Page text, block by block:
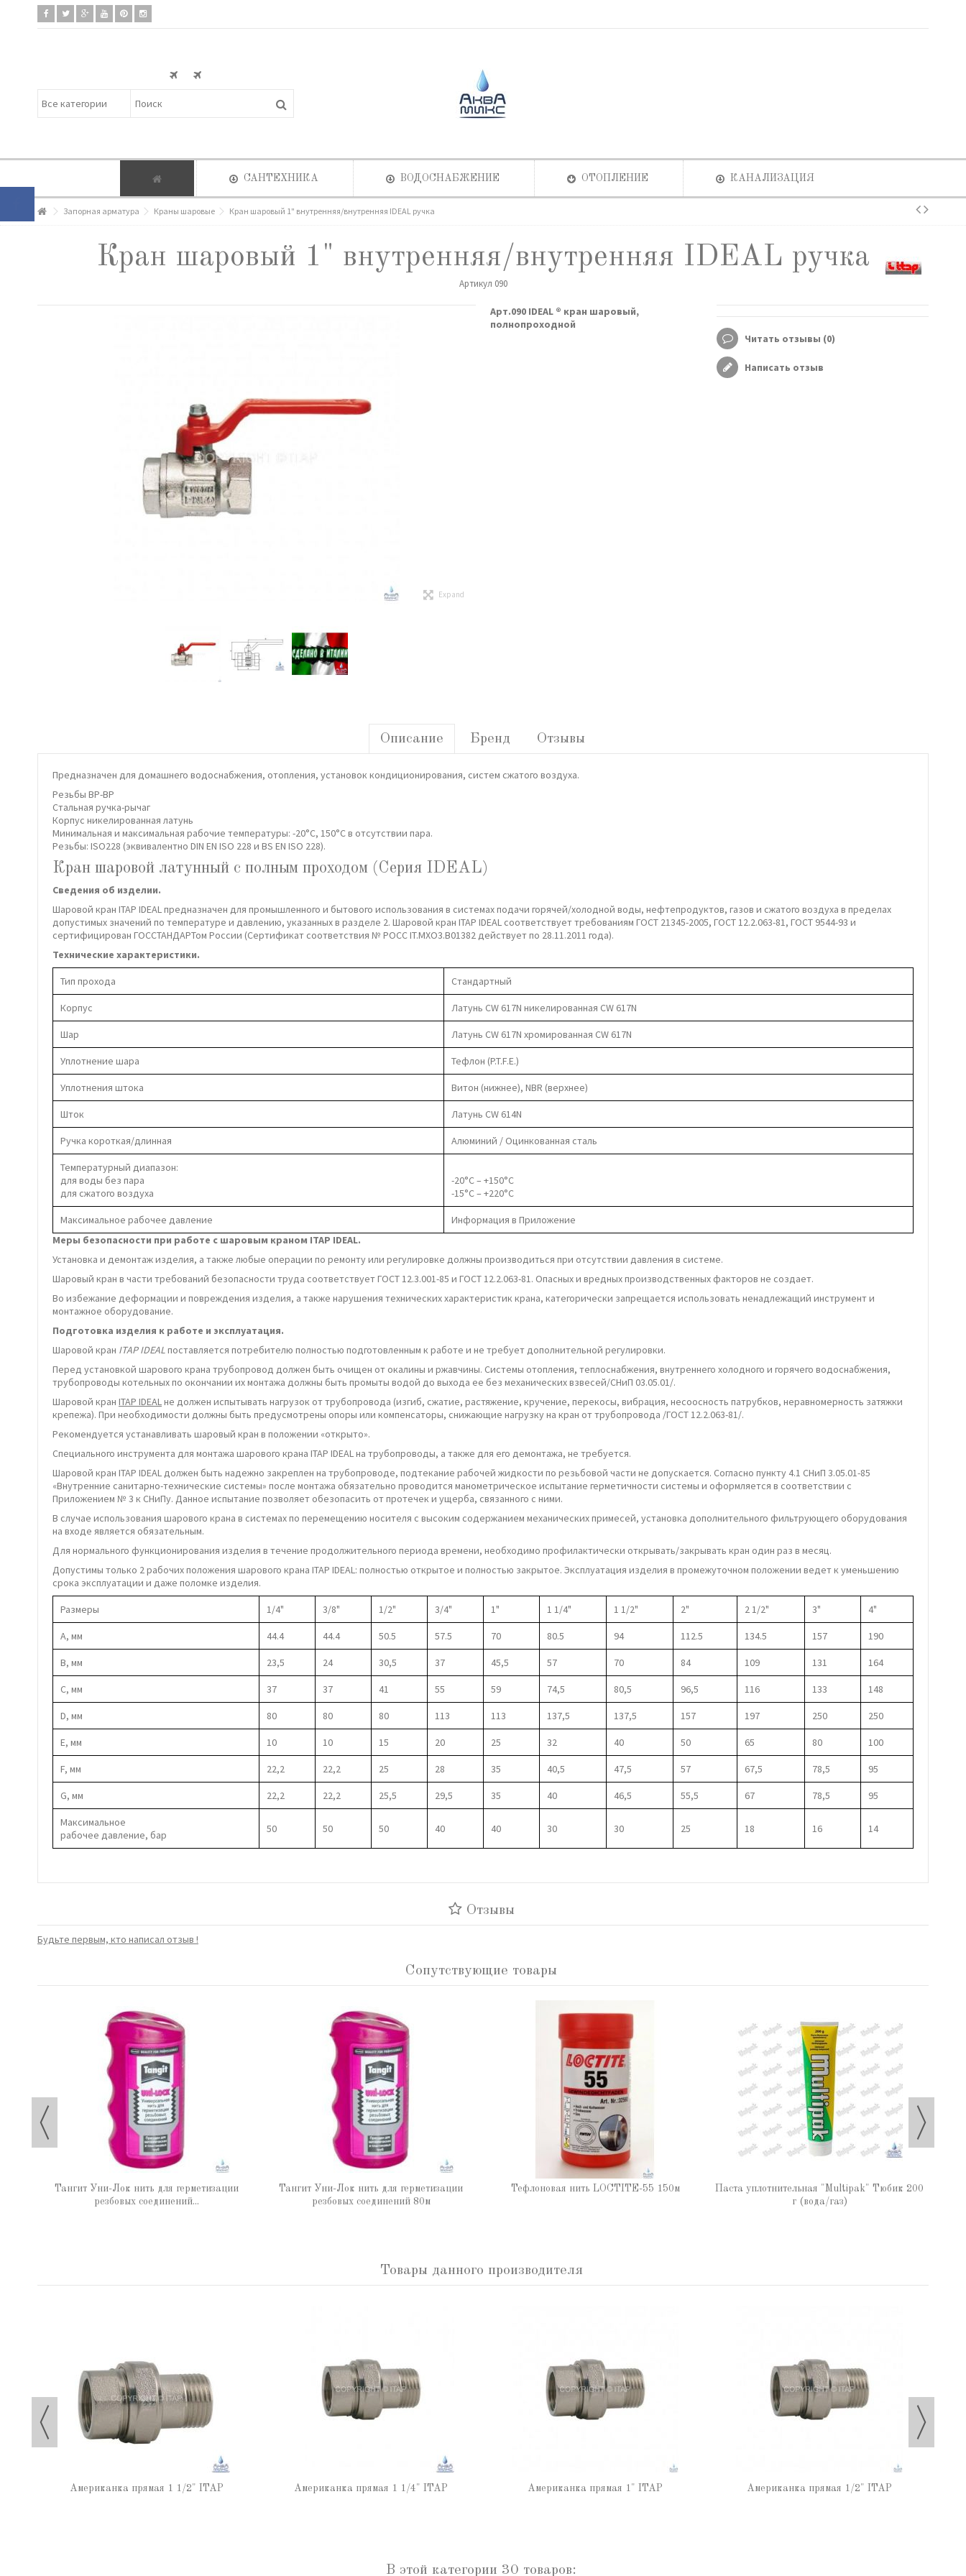
САНТЕХНИКА ВОДОСНАБЖЕНИЕ ОТОПЛЕНИЕ КАНАЛИЗАЦИЯ
Запорная арматура Краны шаровые Кран шаровый 1" внутренняя/внутренняя IDEAL ручка
Кран шаровый 1" внутренняя/внутренняя IDEAL ручка
Артикул 090
Expand
Арт.090 IDEAL ® кран шаровый,
полнопроходной
Читать отзывы (0)
Написать отзыв
Описание Бренд Отзывы
Предназначен для домашнего водоснабжения, отопления, установок кондиционирования, систем сжатого воздуха.
Резьбы ВР-ВР
Стальная ручка-рычаг
Корпус никелированная латунь
Минимальная и максимальная рабочие температуры: -20°C, 150°C в отсутствии пара.
Резьбы: ISO228 (эквивалентно DIN EN ISO 228 и BS EN ISO 228).
Кран шаровой латунный с полным проходом (Серия IDEAL)
Сведения об изделии.
Шаровой кран ITAP IDEAL предназначен для промышленного и бытового использования в системах подачи горячей/холодной воды, нефтепродуктов, газов и сжатого воздуха в пределах
допустимых значений по температуре и давлению, указанных в разделе 2. Шаровой кран ITAP IDEAL соответствует требованиям ГОСТ 21345-2005, ГОСТ 12.2.063-81, ГОСТ 9544-93 и
сертифицирован ГОССТАНДАРТом России (Сертификат соответствия № POCC IT.MXO3.B01382 действует по 28.11.2011 года).
Технические характеристики.
Тип прохода Стандартный
Корпус Латунь CW 617N никелированная CW 617N
Шар Латунь CW 617N хромированная CW 617N
Уплотнение шара Тефлон (P.T.F.E.)
Уплотнения штока Витон (нижнее), NBR (верхнее)
Шток Латунь CW 614N
Ручка короткая/длинная Алюминий / Оцинкованная сталь
Температурный диапазон:
для воды без пара
для сжатого воздуха
-20°C – +150°C
-15°C – +220°C
Максимальное рабочее давление
Информация в Приложение
Меры безопасности при работе с шаровым краном ITAP IDEAL.
Установка и демонтаж изделия, а также любые операции по ремонту или регулировке должны производиться при отсутствии давления в системе.
Шаровый кран в части требований безопасности труда соответствует ГОСТ 12.3.001-85 и ГОСТ 12.2.063-81. Опасных и вредных производственных факторов не создает.
Во избежание деформации и повреждения изделия, а также нарушения технических характеристик крана, категорически запрещается использовать ненадлежащий инструмент и
монтажное оборудование.
Подготовка изделия к работе и эксплуатация.
Шаровой кран ITAP IDEALпоставляется потребителю полностью подготовленным к работе и не требует дополнительной регулировки.
Перед установкой шарового крана трубопровод должен быть очищен от окалины и ржавчины. Системы отопления, теплоснабжения, внутреннего холодного и горячего водоснабжения,
трубопроводы котельных по окончании их монтажа должны быть промыты водой до выхода ее без механических взвесей/СНиП 03.05.01/.
Шаровой кран ITAP IDEALне должен испытывать нагрузок от трубопровода (изгиб, сжатие, растяжение, кручение, перекосы, вибрация, несоосность патрубков, неравномерность затяжки
крепежа). При необходимости должны быть предусмотрены опоры или компенсаторы, снижающие нагрузку на кран от трубопровода /ГОСТ 12.2.063-81/.
Рекомендуется устанавливать шаровый кран в положении «открыто».
Специального инструмента для монтажа шарового крана ITAP IDEAL на трубопроводы, а также для его демонтажа, не требуется.
Шаровой кран ITAP IDEAL должен быть надежно закреплен на трубопроводе, подтекание рабочей жидкости по резьбовой части не допускается. Согласно пункту 4.1 СНиП 3.05.01-85
«Внутренние санитарно-технические системы» после монтажа обязательно проводится манометрическое испытание герметичности системы и оформляется в соответствии с
Приложением № 3 к СНиПу. Данное испытание позволяет обезопасить от протечек и ущерба, связанного с ними.
В случае использования шарового крана в системах по перемещению носителя с высоким содержанием механических примесей, установка дополнительного фильтрующего оборудования
на входе является обязательным.
Для нормального функционирования изделия в течение продолжительного периода времени, необходимо профилактически открывать/закрывать кран один раз в месяц.
Допустимы только 2 рабочих положения шарового крана ITAP IDEAL: полностью открытое и полностью закрытое. Эксплуатация изделия в промежуточном положении ведет к уменьшению
срока эксплуатации и даже поломке изделия.
Размеры 1/4" 3/8" 1/2" 3/4" 1" 1 1/4" 1 1/2" 2" 2 1/2" 3" 4"
А, мм 44.4 44.4 50.5 57.5 70 80.5 94 112.5 134.5 157 190
В, мм 23,5 24 30,5 37 45,5 57 70 84 109 131 164
С, мм 37 37 41 55 59 74,5 80,5 96,5 116 133 148
D, мм 80 80 80 113 113 137,5 137,5 157 197 250 250
E, мм 10 10 15 20 25 32 40 50 65 80 100
F, мм 22,2 22,2 25 28 35 40,5 47,5 57 67,5 78,5 95
G, мм 22,2 22,2 25,5 29,5 35 40 46,5 55,5 67 78,5 95
Максимальное
рабочее давление, бар
50 50 50 40 40 30 30 25 18 16 14
Отзывы
Будьте первым, кто написал отзыв !
Сопутствующие товары
Тангит Уни-Лок нить для герметизации
резбовых соединений...
Тангит Уни-Лок нить для герметизации
резбовых соединений 80м
Тефлоновая нить LOCTITE-55 150м
Паста уплотнительная "Multipak" Тюбик 200
г (вода/газ)
Товары данного производителя
Американка прямая 1 1/2" ITAP Американка прямая 1 1/4" ITAP Американка прямая 1" ITAP Американка прямая 1/2" ITAP
В этой категории 30 товаров: